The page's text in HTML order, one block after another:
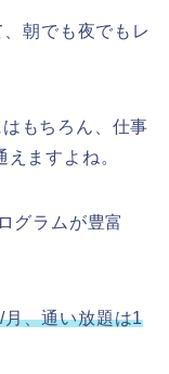
朝でも夜でもレ
もちろん、仕事
ますよね。
グラムが豊富
、通い放題は1